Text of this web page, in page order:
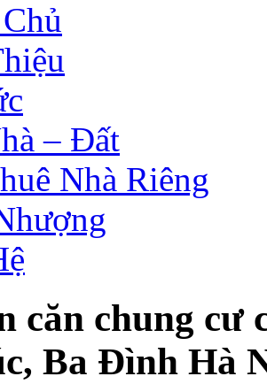
– Đất
Nhà Riêng
căn chung cư
Ba Đình Hà